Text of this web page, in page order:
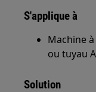
S'applique à
Machine
ou tuyau
Solution